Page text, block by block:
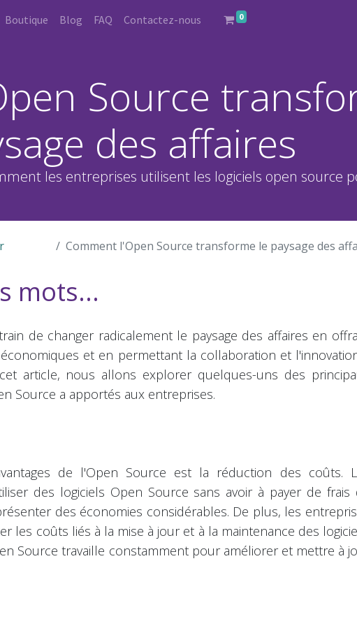
Boutique Blog FAQ Contactez-nous 0
Source
des affaires
les entreprises utilisent les logiciels open source
Comment l'Open Source transforme le paysage des
mots...
de changer radicalement le paysage des affaires en
et en permettant la collaboration et
article, nous allons explorer quelques-uns des
Source a apportés aux entreprises.
de l'Open Source est la réduction des coûts.
des logiciels Open Source sans avoir à payer de frais
des économies considérables. De plus, les
les coûts liés à la mise à jour et à la maintenance des
Source travaille constamment pour améliorer et mettre à